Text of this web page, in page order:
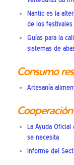
Nantic es la
de los festivales
Guías para la
sistemas de
Consumo
Artesanía
La Ayuda
se necesita
Informe del